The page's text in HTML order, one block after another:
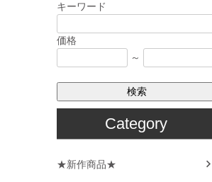
キーワード
価格
～
検索
Category
★新作商品★